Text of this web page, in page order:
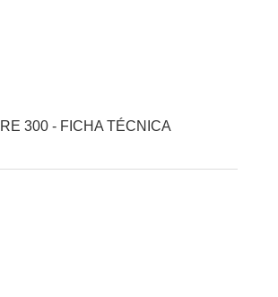
300 - FICHA TÉCNICA